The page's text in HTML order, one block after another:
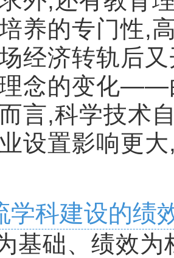
养的专门性,
经济转轨后
念的变化——
言,科学技术
设置影响更大
学科建设的绩
基础、绩效